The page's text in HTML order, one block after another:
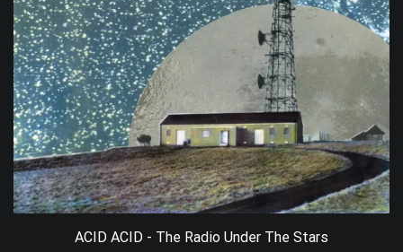
ACID ACID - The Radio Under The Stars